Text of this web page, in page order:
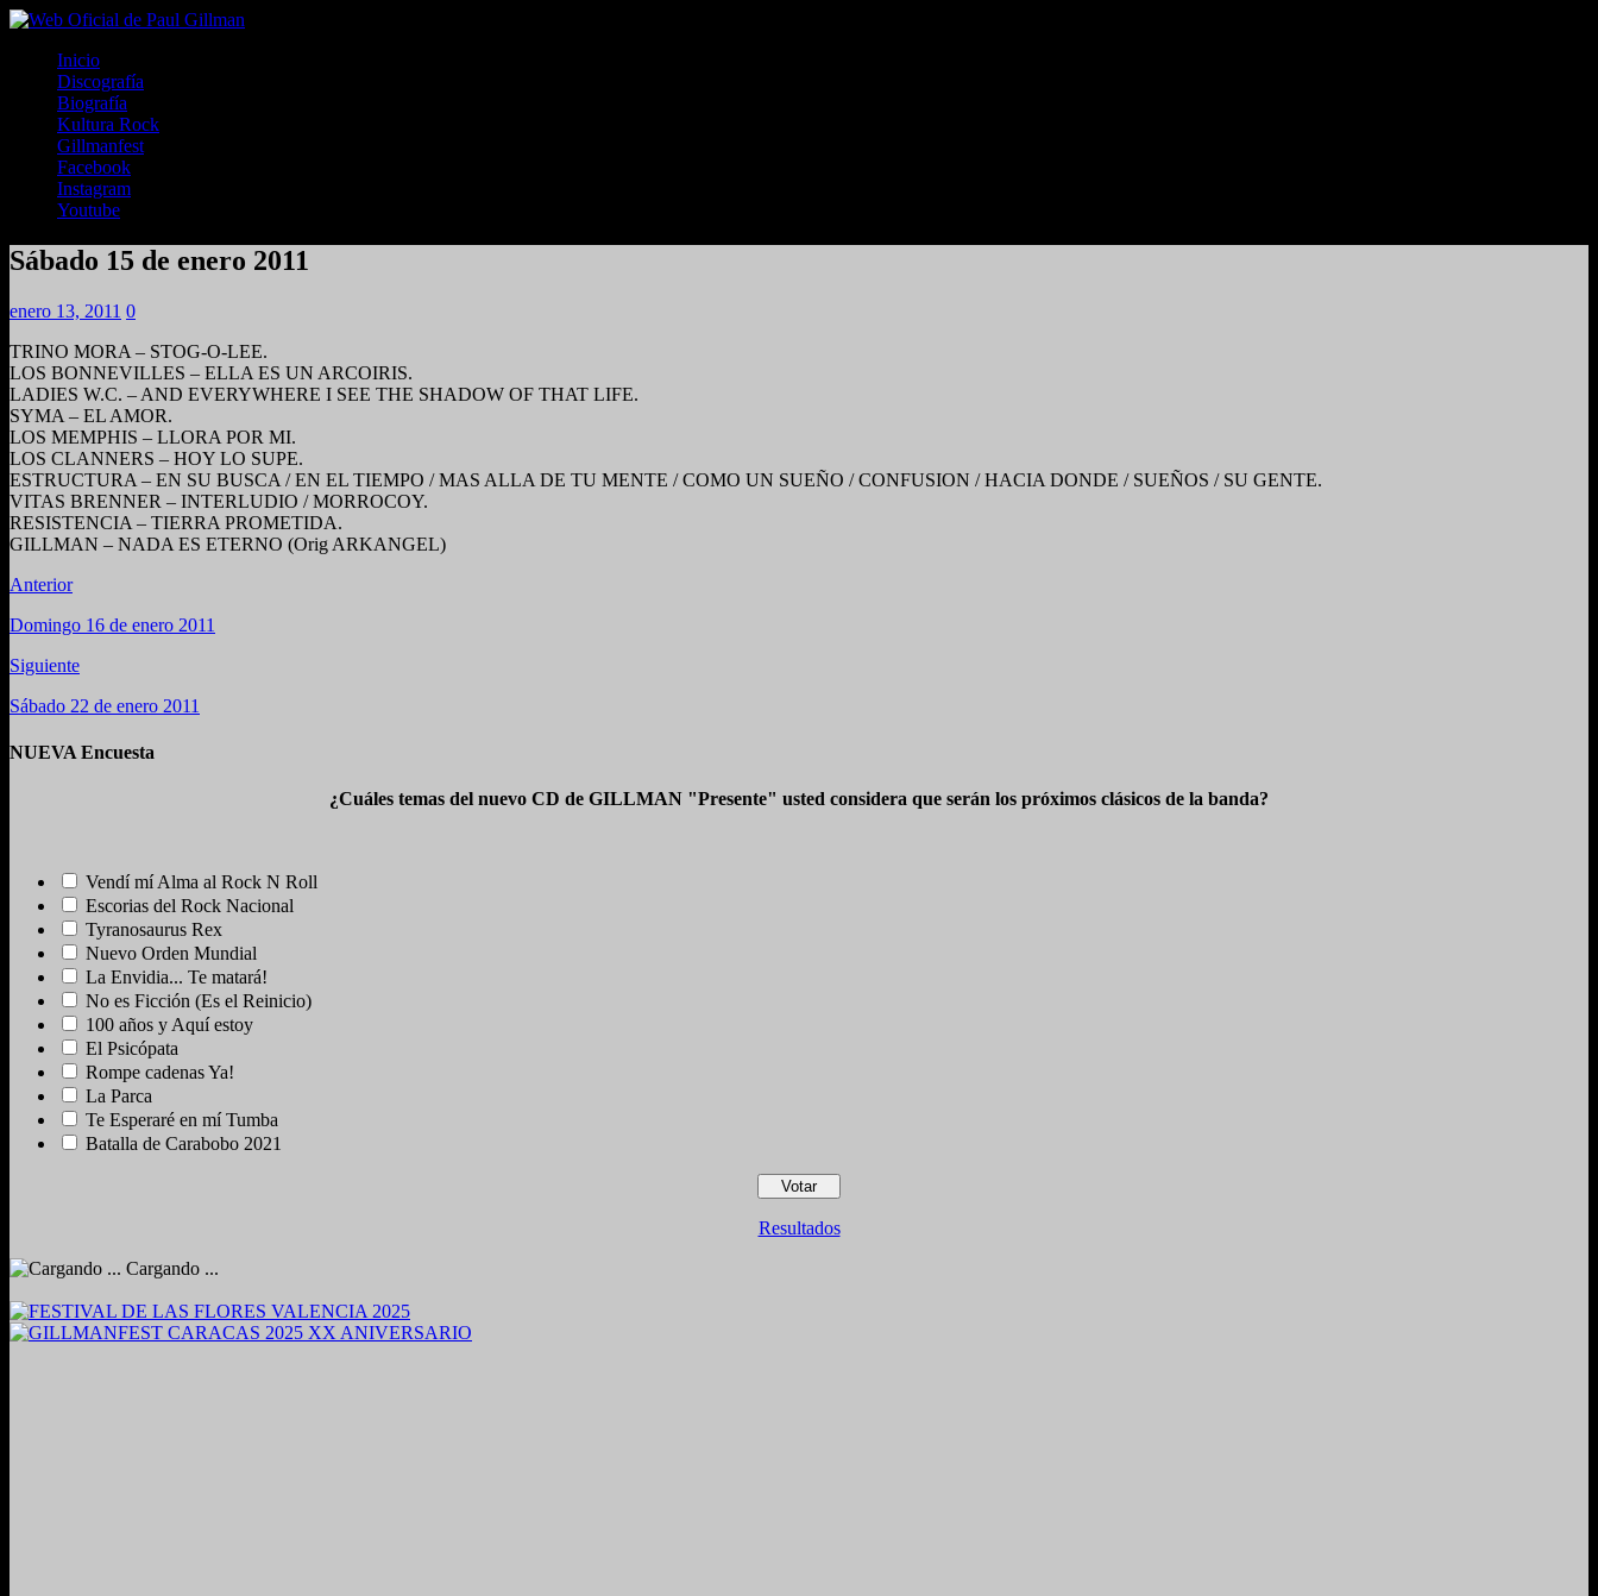
Inicio
Discografía
Biografía
Kultura Rock
Gillmanfest
Facebook
Instagram
Youtube
Sábado 15 de enero 2011
enero 13, 2011 0
TRINO MORA – STOG-O-LEE.
LOS BONNEVILLES – ELLA ES UN ARCOIRIS.
LADIES W.C. – AND EVERYWHERE I SEE THE SHADOW OF THAT LIFE.
SYMA – EL AMOR.
LOS MEMPHIS – LLORA POR MI.
LOS CLANNERS – HOY LO SUPE.
ESTRUCTURA – EN SU BUSCA / EN EL TIEMPO / MAS ALLA DE TU MENTE / COMO UN SUEÑO / CONFUSION / HACIA DONDE / SUEÑOS / SU GENTE.
VITAS BRENNER – INTERLUDIO / MORROCOY.
RESISTENCIA – TIERRA PROMETIDA.
GILLMAN – NADA ES ETERNO (Orig ARKANGEL)
Anterior
Domingo 16 de enero 2011
Siguiente
Sábado 22 de enero 2011
NUEVA Encuesta
¿Cuáles temas del nuevo CD de GILLMAN "Presente" usted considera que serán los próximos clásicos de la banda?
Vendí mí Alma al Rock N Roll
Escorias del Rock Nacional
Tyranosaurus Rex
Nuevo Orden Mundial
La Envidia... Te matará!
No es Ficción (Es el Reinicio)
100 años y Aquí estoy
El Psicópata
Rompe cadenas Ya!
La Parca
Te Esperaré en mí Tumba
Batalla de Carabobo 2021
Resultados
Cargando ...